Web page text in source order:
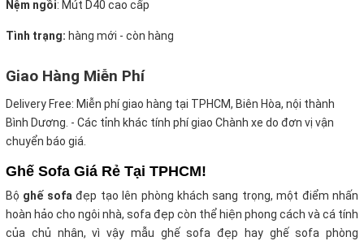
Nệm ngồi: Mút D40 cao cấp
Tình trạng: hàng mới - còn hàng
Giao Hàng Miễn Phí
Delivery Free: Miễn phí giao hàng tại TPHCM, Biên Hòa, nội thành
Bình Dương. - Các tỉnh khác tính phí giao Chành xe do đơn vị vận
chuyển báo giá.
Ghế Sofa Giá Rẻ Tại TPHCM!
Bộ ghế sofađẹp tạo lên phòng khách sang trọng, một điểm nhấn
hoàn hảo cho ngôi nhà, sofa đẹp còn thể hiện phong cách và cá tính
của chủ nhân, vì vậy mẫu ghế sofa đẹp hay ghế sofa phòng